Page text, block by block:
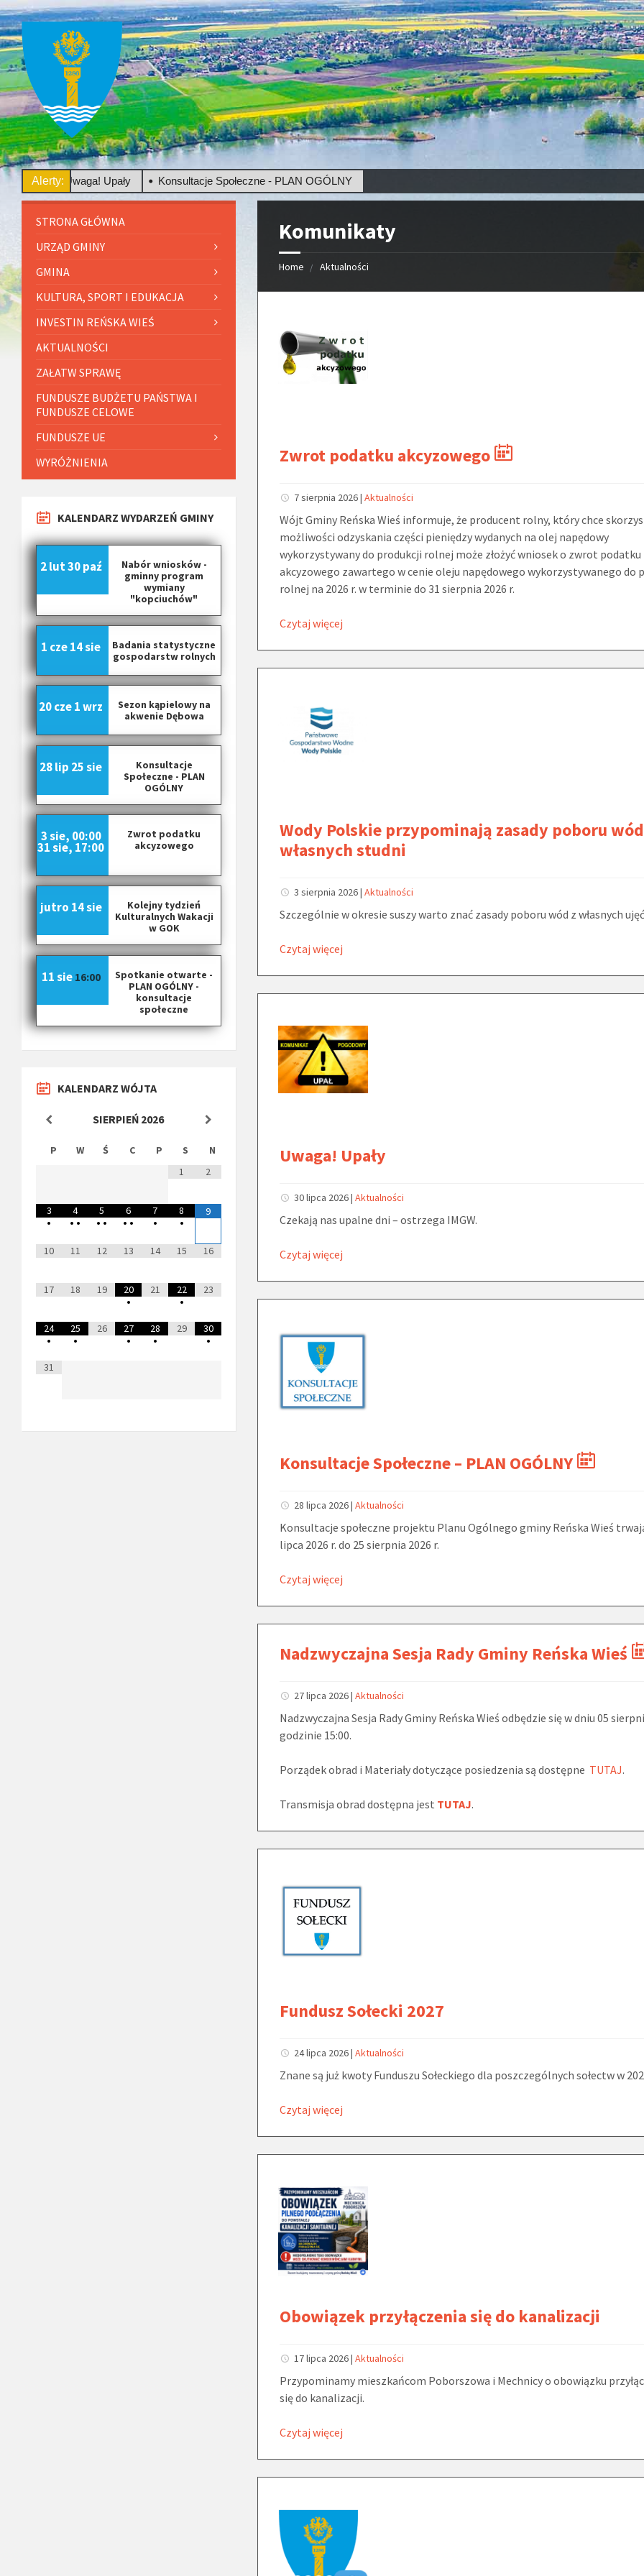
Alerty:
Uwaga! Upały Konsultacje Społeczne - PLAN OGÓLNY
Komunikaty
Home Aktualności
Zwrot podatku akcyzowego
7 sierpnia 2026|Aktualności
Wójt Gminy Reńska Wieś informuje, że producent rolny, który chce
możliwości odzyskania części pieniędzy wydanych na olej napędowy
wykorzystywany do produkcji rolnej może złożyć wniosek o zwrot podatku
akcyzowego zawartego w cenie oleju napędowego wykorzystywanego do
rolnej na 2026 r. w terminie do 31 sierpnia 2026 r.
Czytaj więcej
Wody Polskie przypominają zasady poboru
własnych studni
3 sierpnia 2026|Aktualności
Szczególnie w okresie suszy warto znać zasady poboru wód z własnych
Czytaj więcej
Uwaga! Upały
30 lipca 2026|Aktualności
Czekają nas upalne dni – ostrzega IMGW.
Czytaj więcej
Konsultacje Społeczne – PLAN OGÓLNY
28 lipca 2026|Aktualności
Konsultacje społeczne projektu Planu Ogólnego gminy Reńska Wieś
lipca 2026 r. do 25 sierpnia 2026 r.
Czytaj więcej
Nadzwyczajna Sesja Rady Gminy Reńska Wieś
27 lipca 2026|Aktualności
Nadzwyczajna Sesja Rady Gminy Reńska Wieś odbędzie się w dniu 05
godzinie 15:00.
Porządek obrad i Materiały dotyczące posiedzenia są dostępne TUTAJ.
Transmisja obrad dostępna jest TUTAJ.
Fundusz Sołecki 2027
24 lipca 2026|Aktualności
Znane są już kwoty Funduszu Sołeckiego dla poszczególnych sołectw w
Czytaj więcej
Obowiązek przyłączenia się do kanalizacji
17 lipca 2026|Aktualności
Przypominamy mieszkańcom Poborszowa i Mechnicy o obowiązku
się do kanalizacji.
Czytaj więcej
STRONA GŁÓWNA
URZĄD GMINY
GMINA
KULTURA, SPORT I EDUKACJA
INVESTIN REŃSKA WIEŚ
AKTUALNOŚCI
ZAŁATW SPRAWĘ
FUNDUSZE BUDŻETU PAŃSTWA I
FUNDUSZE CELOWE
FUNDUSZE UE
WYRÓŻNIENIA
KALENDARZ WYDARZEŃ GMINY
Nabór wniosków -
gminny program
wymiany
"kopciuchów"
2 lut30 paź
Badania statystyczne
gospodarstw rolnych
1 cze14 sie
Sezon kąpielowy na
akwenie Dębowa
20 cze1 wrz
Konsultacje
Społeczne - PLAN
OGÓLNY
28 lip 25 sie
Zwrot podatku
akcyzowego
3 sie, 00:00
31 sie, 17:00
Kolejny tydzień
Kulturalnych Wakacji
w GOK
jutro 14 sie
Spotkanie otwarte -
PLAN OGÓLNY -
konsultacje
społeczne
11 sie 16:00
KALENDARZ WÓJTA
SIERPIEŃ 2026
P W Ś C P S
N
1
2
3
•
4
• •
5
• •
6
• •
7
•
8
•
9
10 11 12 13 14 15 16
17 18 19
20
•
21
22
•
23
24
•
25
•
26
27
•
28
•
29
30
•
31